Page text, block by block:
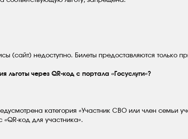
(сайт) недоступно. Билеты предоставляются
льготы через QR-код с портала «Госуслуги»?
категория «Участник СВО или член семьи
код для участника».